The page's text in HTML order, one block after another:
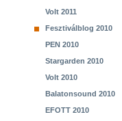
Volt 2011
Fesztiválblog 2010
PEN 2010
Stargarden 2010
Volt 2010
Balatonsound 2010
EFOTT 2010